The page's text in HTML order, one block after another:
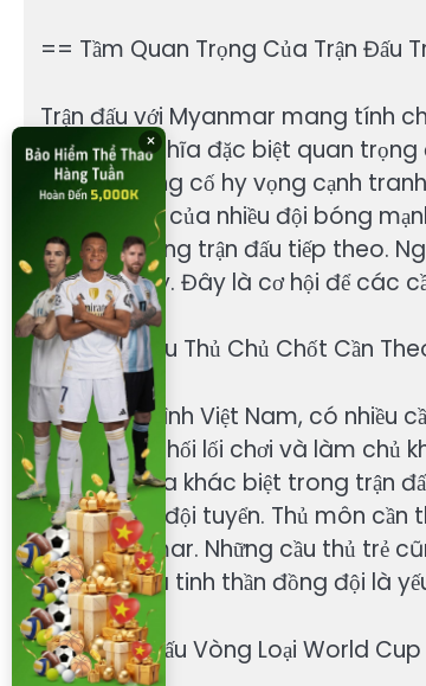
== Tầm Quan Trọng Của Trận Đấu
Trận đấu với Myanmar mang tính
đều có ý nghĩa đặc biệt quan trọng
điểm để củng cố hy vọng cạnh
sự góp mặt của nhiều đội bóng
tốt cho những trận đấu tiếp theo.
trận cầu này. Đây là cơ hội để các
= Những Cầu Thủ Chủ Chốt Cần
Trong đội hình Việt Nam, có nhiều
người điều phối lối chơi và làm chủ
có thể tạo ra khác biệt trong trận
phòng ngự đội tuyển. Thủ môn
của Myanmar. Những cầu thủ trẻ
đoàn kết và tinh thần đồng đội là
= Lịch Thi Đấu Vòng Loại World
×